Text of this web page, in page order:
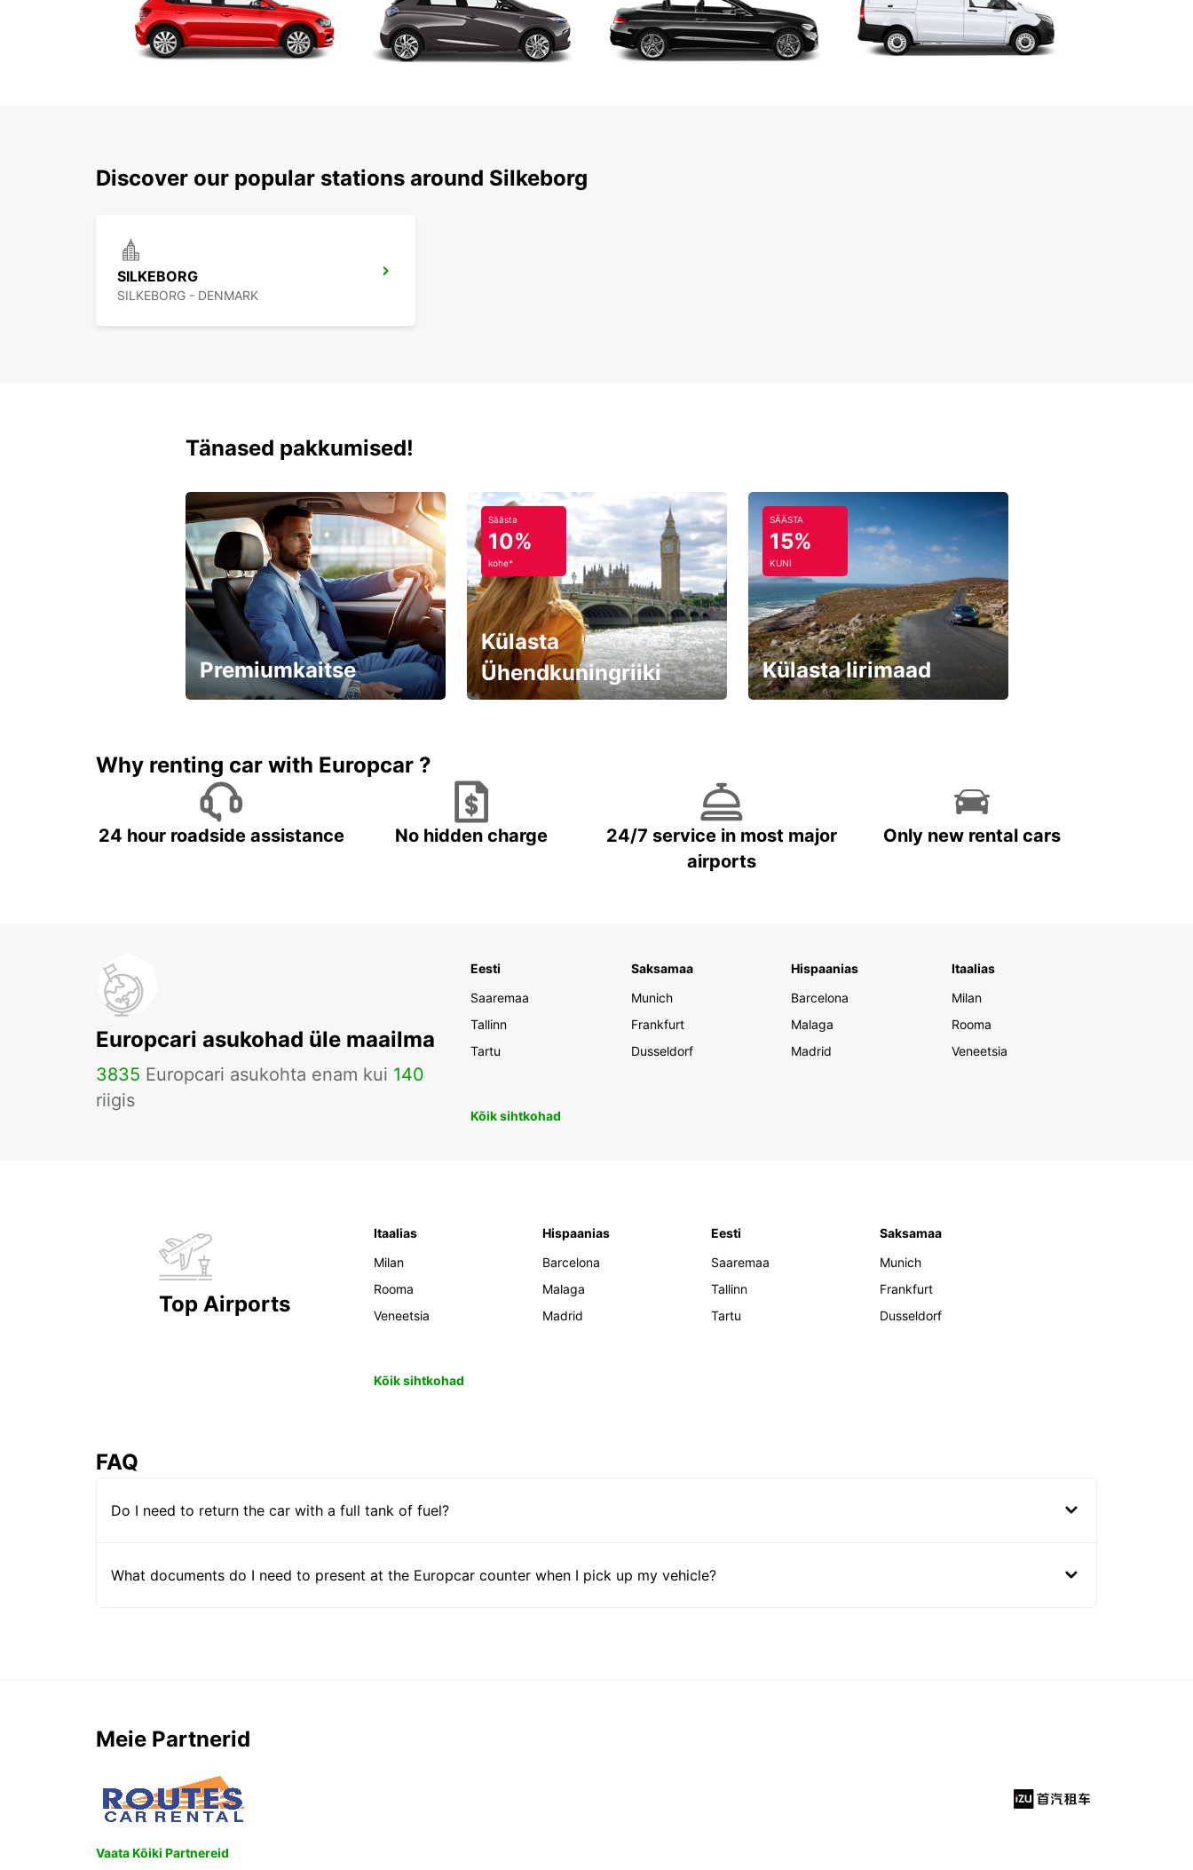
Discover our popular stations around Silkeborg
SILKEBORG
SILKEBORG - DENMARK
Tänased pakkumised!
Premiumkaitse
Säästa
10%
kohe*
Külasta
Ühendkuningriiki
SÄÄSTA
15%
KUNI
Külasta Iirimaad
Why renting car with Europcar ?
24 hour roadside assistance No hidden charge
24/7 service in most major
airports
Only new rental cars
Europcari asukohad üle maailma
3835 Europcari asukohta enam kui 140
riigis
Eesti
Saaremaa
Tallinn
Tartu
Saksamaa
Munich
Frankfurt
Dusseldorf
Hispaanias
Barcelona
Malaga
Madrid
Itaalias
Milan
Rooma
Veneetsia
Kõik sihtkohad
Top Airports
Itaalias
Milan
Rooma
Veneetsia
Hispaanias
Barcelona
Malaga
Madrid
Eesti
Saaremaa
Tallinn
Tartu
Saksamaa
Munich
Frankfurt
Dusseldorf
Kõik sihtkohad
FAQ
Do I need to return the car with a full tank of fuel?
What documents do I need to present at the Europcar counter when I pick up my vehicle?
Meie Partnerid
Vaata Kõiki Partnereid